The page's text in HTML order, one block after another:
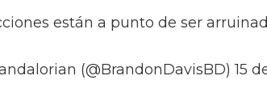
están a punto de ser
(@BrandonDavisBD) 15